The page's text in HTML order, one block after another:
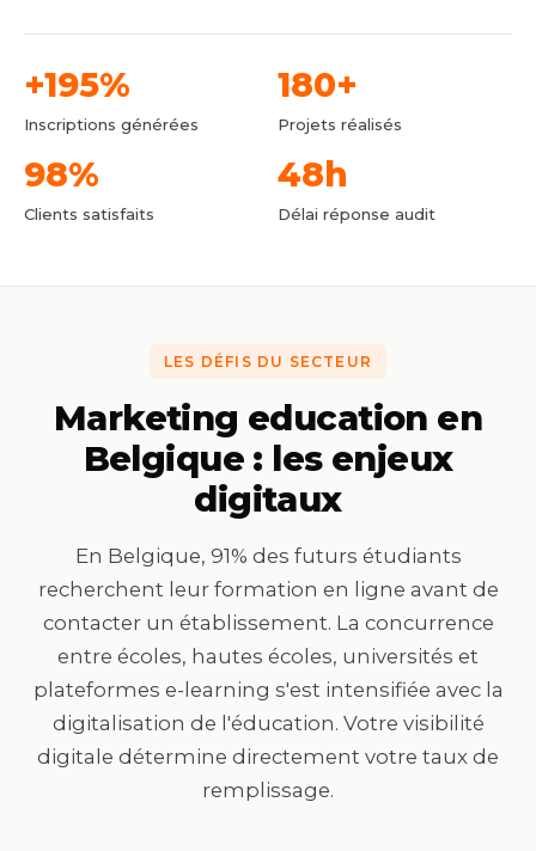
+195%
Inscriptions générées
180+
Projets réalisés
98%
Clients satisfaits
48h
Délai réponse audit
LES DÉFIS DU SECTEUR
Marketing education en
Belgique : les enjeux
digitaux
En Belgique, 91% des futurs étudiants
recherchent leur formation en ligne avant de
contacter un établissement. La concurrence
entre écoles, hautes écoles, universités et
plateformes e-learning s'est intensifiée avec la
digitalisation de l'éducation. Votre visibilité
digitale détermine directement votre taux de
remplissage.